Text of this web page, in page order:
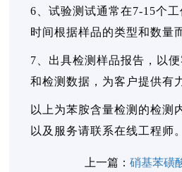
6、试验测试通常在7-15个
时间根据样品的类型和数量
7、出具检测样品报告，以
和检测数据，为客户提供有
以上为苯胺含量检测的检测
以及服务请联系在线工程师。
上一篇： 硝基苯磺